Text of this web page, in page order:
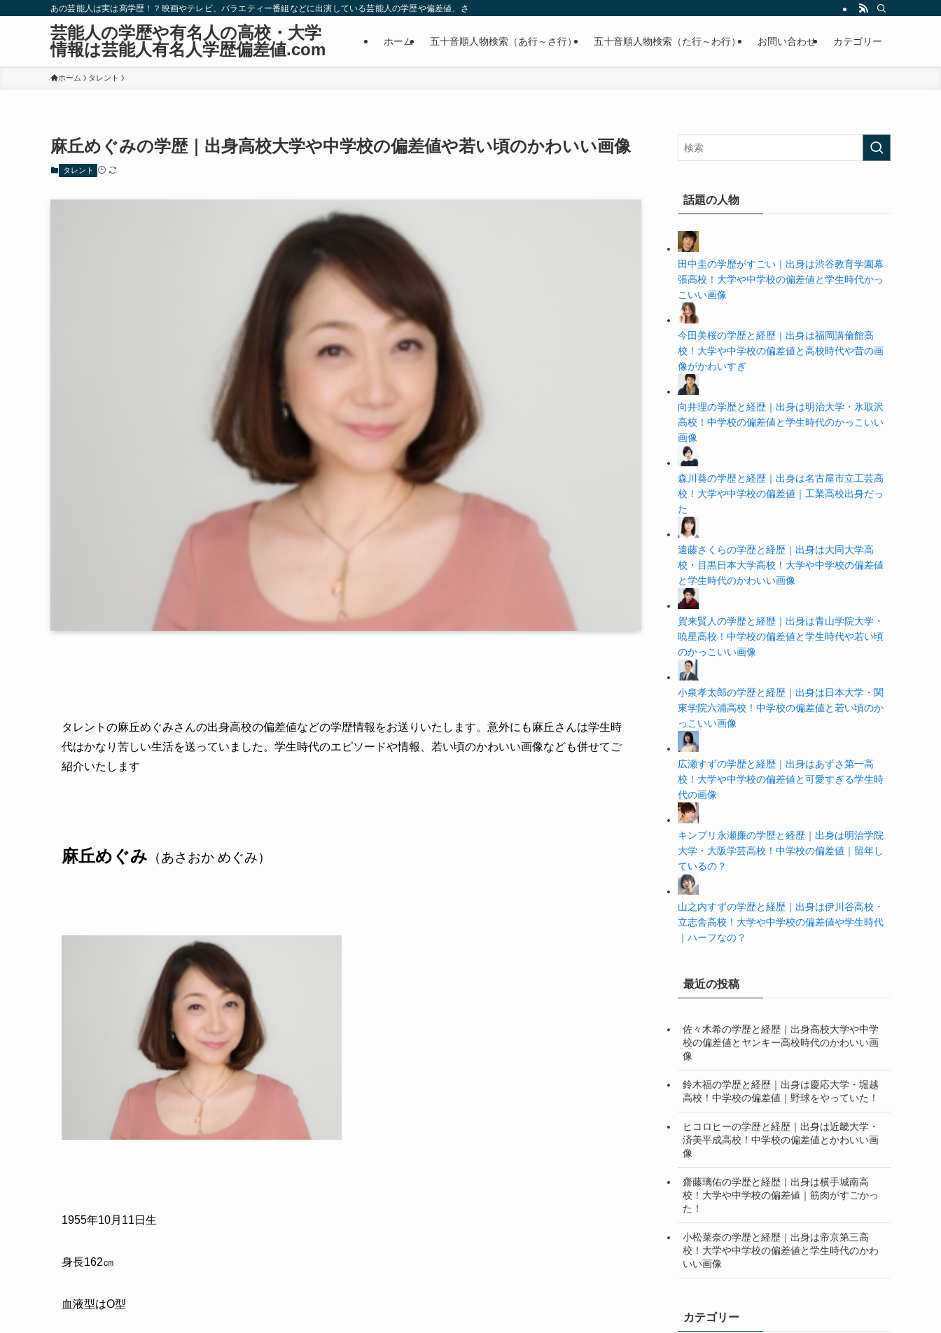
あの芸能人は実は高学歴！？映画やテレビ、バラエティー番組などに出演している芸能人の学歴や偏差値、さらに政治家やスポーツ選手などの有名人の学歴や高校・大学の偏差値まで紹介していきます。
芸能人の学歴や有名人の高校・大学
情報は芸能人有名人学歴偏差値.com
ホーム 五十音順人物検索（あ行～さ行） 五十音順人物検索（た行～わ行） お問い合わせ カテゴリー
ホーム タレント
麻丘めぐみの学歴｜出身高校大学や中学校の偏差値や若い頃のかわいい画像
タレント
タレントの麻丘めぐみさんの出身高校の偏差値などの学歴情報をお送りいたします。意外にも麻丘さんは学生時
代はかなり苦しい生活を送っていました。学生時代のエピソードや情報、若い頃のかわいい画像なども併せてご
紹介いたします
麻丘めぐみ （あさおか めぐみ）
1955年10月11日生
身長162㎝
血液型はO型
話題の人物
田中圭の学歴がすごい｜出身は渋谷教育学園幕
張高校！大学や中学校の偏差値と学生時代かっ
こいい画像
今田美桜の学歴と経歴｜出身は福岡講倫館高
校！大学や中学校の偏差値と高校時代や昔の画
像がかわいすぎ
向井理の学歴と経歴｜出身は明治大学・氷取沢
高校！中学校の偏差値と学生時代のかっこいい
画像
森川葵の学歴と経歴｜出身は名古屋市立工芸高
校！大学や中学校の偏差値｜工業高校出身だっ
た
遠藤さくらの学歴と経歴｜出身は大同大学高
校・目黒日本大学高校！大学や中学校の偏差値
と学生時代のかわいい画像
賀来賢人の学歴と経歴｜出身は青山学院大学・
暁星高校！中学校の偏差値と学生時代や若い頃
のかっこいい画像
小泉孝太郎の学歴と経歴｜出身は日本大学・関
東学院六浦高校！中学校の偏差値と若い頃のか
っこいい画像
広瀬すずの学歴と経歴｜出身はあずさ第一高
校！大学や中学校の偏差値と可愛すぎる学生時
代の画像
キンプリ永瀬廉の学歴と経歴｜出身は明治学院
大学・大阪学芸高校！中学校の偏差値｜留年し
ているの？
山之内すずの学歴と経歴｜出身は伊川谷高校・
立志舎高校！大学や中学校の偏差値や学生時代
｜ハーフなの？
最近の投稿
佐々木希の学歴と経歴｜出身高校大学や中学
校の偏差値とヤンキー高校時代のかわいい画
像
鈴木福の学歴と経歴｜出身は慶応大学・堀越
高校！中学校の偏差値｜野球をやっていた！
ヒコロヒーの学歴と経歴｜出身は近畿大学・
済美平成高校！中学校の偏差値とかわいい画
像
齋藤璃佑の学歴と経歴｜出身は横手城南高
校！大学や中学校の偏差値｜筋肉がすごかっ
た！
小松菜奈の学歴と経歴｜出身は帝京第三高
校！大学や中学校の偏差値と学生時代のかわ
いい画像
カテゴリー